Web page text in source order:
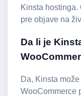
Kinsta hostinga.
pre objave na
Da li je
Da, Kinsta
WooCommerce